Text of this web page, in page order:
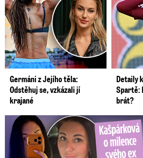
Germáni z Jejího těla:
Odstěhuj se, vzkázali jí
krajané
Detaily
Spartě:
brát?
Kašpárková o milence svého ex Radka: